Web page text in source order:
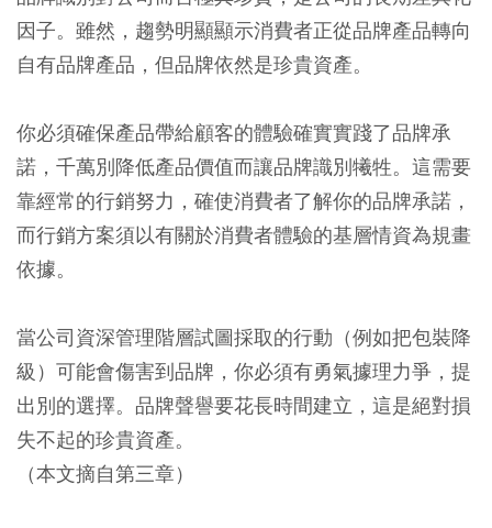
因子。雖然，趨勢明顯顯示消費者正從品牌產品轉向
自有品牌產品，但品牌依然是珍貴資產。
你必須確保產品帶給顧客的體驗確實實踐了品牌承
諾，千萬別降低產品價值而讓品牌識別犧牲。這需要
靠經常的行銷努力，確使消費者了解你的品牌承諾，
而行銷方案須以有關於消費者體驗的基層情資為規畫
依據。
當公司資深管理階層試圖採取的行動（例如把包裝降
級）可能會傷害到品牌，你必須有勇氣據理力爭，提
出別的選擇。品牌聲譽要花長時間建立，這是絕對損
失不起的珍貴資產。
（本文摘自第三章）